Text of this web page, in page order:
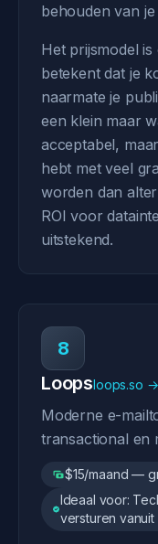
behouden van
Het prijsmodel
betekent dat je
naarmate je
een klein maar
acceptabel,
hebt met veel
worden dan
ROI voor
uitstekend.
8
Loopsloops.so →
Moderne e-
transactional en
$15/maand —
Ideaal voor:
versturen